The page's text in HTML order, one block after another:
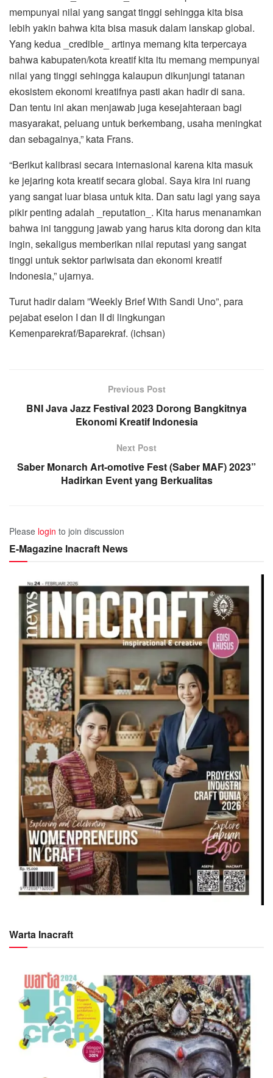
mempunyai nilai yang sangat tinggi sehingga kita bisa
lebih yakin bahwa kita bisa masuk dalam lanskap global.
Yang kedua _credible_ artinya memang kita terpercaya
bahwa kabupaten/kota kreatif kita itu memang mempunyai
nilai yang tinggi sehingga kalaupun dikunjungi tatanan
ekosistem ekonomi kreatifnya pasti akan hadir di sana.
Dan tentu ini akan menjawab juga kesejahteraan bagi
masyarakat, peluang untuk berkembang, usaha meningkat
dan sebagainya,” kata Frans.
“Berikut kalibrasi secara internasional karena kita masuk
ke jejaring kota kreatif secara global. Saya kira ini ruang
yang sangat luar biasa untuk kita. Dan satu lagi yang saya
pikir penting adalah _reputation_. Kita harus menanamkan
bahwa ini tanggung jawab yang harus kita dorong dan kita
ingin, sekaligus memberikan nilai reputasi yang sangat
tinggi untuk sektor pariwisata dan ekonomi kreatif
Indonesia,” ujarnya.
Turut hadir dalam ”Weekly Brief With Sandi Uno”, para
pejabat eselon I dan II di lingkungan
Kemenparekraf/Baparekraf. (ichsan)
Previous Post
BNI Java Jazz Festival 2023 Dorong Bangkitnya
Ekonomi Kreatif Indonesia
Next Post
Saber Monarch Art-omotive Fest (Saber MAF) 2023”
Hadirkan Event yang Berkualitas
Please login to join discussion
E-Magazine Inacraft News
Warta Inacraft